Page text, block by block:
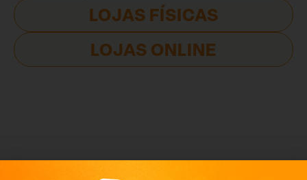
LOJAS FÍSICAS
LOJAS ONLINE